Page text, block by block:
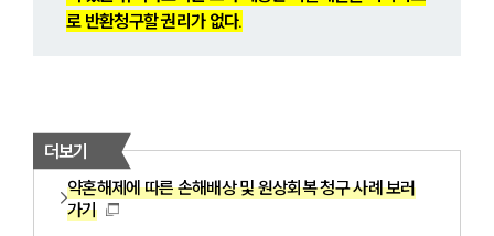
로 반환청구할 권리가 없다.
더보기
약혼해제에 따른 손해배상 및 원상회복 청구 사례 보러
가기